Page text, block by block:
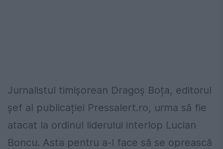
Jurnalistul timișorean Dragoș Boța, editorul
șef al publicației Pressalert.ro, urma să fie
atacat la ordinul liderului interlop Lucian
Boncu. Asta pentru a-l face să se oprească